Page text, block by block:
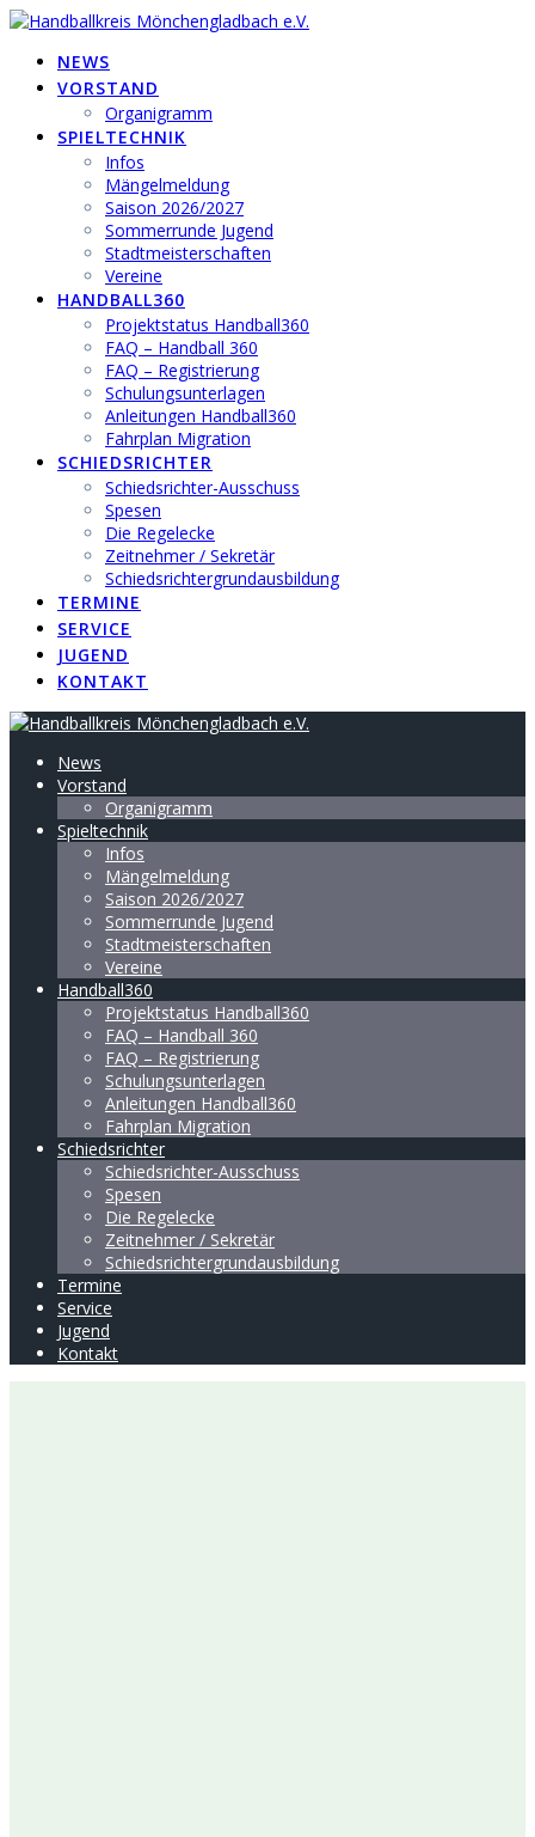
Zum
springenNEWS
VORSTAND
Organigramm
SPIELTECHNIK
Infos
Mängelmeldung
Saison 2026/2027
Sommerrunde Jugend
Stadtmeisterschaften
Vereine
HANDBALL360
Projektstatus Handball360
FAQ – Handball 360
FAQ – Registrierung
Schulungsunterlagen
Anleitungen Handball360
Fahrplan Migration
SCHIEDSRICHTER
Schiedsrichter-Ausschuss
Spesen
Die Regelecke
Zeitnehmer / Sekretär
Schiedsrichtergrundausbildung
TERMINE
SERVICE
JUGEND
KONTAKT
News
Vorstand
Organigramm
Spieltechnik
Infos
Mängelmeldung
Saison 2026/2027
Sommerrunde Jugend
Stadtmeisterschaften
Vereine
Handball360
Projektstatus Handball360
FAQ – Handball 360
FAQ – Registrierung
Schulungsunterlagen
Anleitungen Handball360
Fahrplan Migration
Schiedsrichter
Schiedsrichter-Ausschuss
Spesen
Die Regelecke
Zeitnehmer / Sekretär
Schiedsrichtergrundausbildung
Termine
Service
Jugend
Kontakt